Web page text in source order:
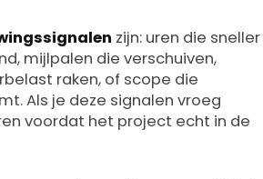
zijn: uren die sneller
mijlpalen die verschuiven,
raken, of scope die
Als je deze signalen vroeg
voordat het project echt in de